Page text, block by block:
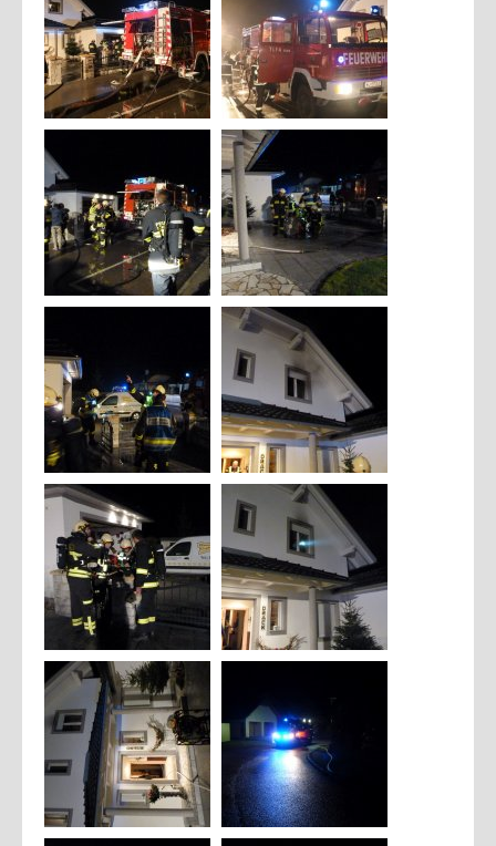
Mach mit
2021
2020
2019
2017
2016
2015
SICHERHEITSINFOS
Warn und Alarmsignale
Brandschutz
ÖAMTC Rettungskarte für Auto
Brandgefahren im Wohnbereich
Hochwasser
Sicherheitstipps Silvester
Sicherheitstipps Weihnachten
Verhalten bei Gewitter
Gefährliche Stoffe
Richtlinien Lagerfeuer
Allgemeine Informationen
SONSTIGES
Web Links